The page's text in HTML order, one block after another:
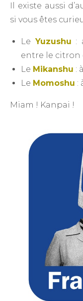
Il existe aussi
si vous êtes
LeYuzushu :
entre le citron
Le Mikanshu :
Le Momoshu :
Miam ! Kanpai !